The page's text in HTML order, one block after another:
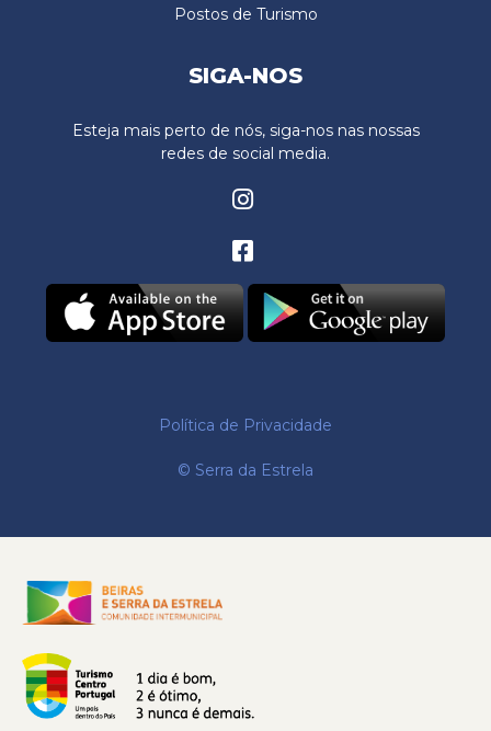
Postos de Turismo
SIGA-NOS
Esteja mais perto de nós, siga-nos nas nossas
redes de social media.
© Serra da Estrela
Política de Privacidade